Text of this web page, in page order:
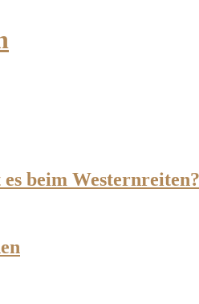
beim Westernreiten?